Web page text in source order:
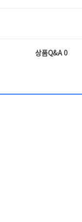
상품Q&A0